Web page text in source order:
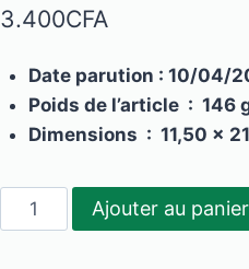
3.400CFA
Date parution : 10/04/
Poids de l’article ‏ : ‎ 146
Dimensions ‏ :
quantité
de
Ajouter au panier